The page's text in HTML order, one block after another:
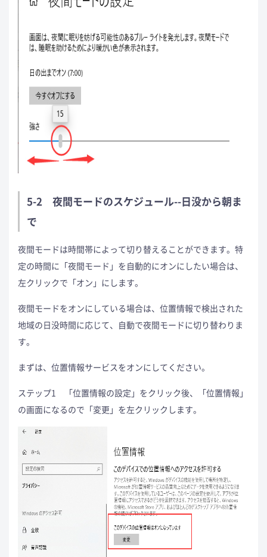
5-2 夜間モードのスケジュール--日没から朝ま
で
夜間モードは時間帯によって切り替えることができます。特
定の時間に「夜間モード」を自動的にオンにしたい場合は、
左クリックで「オン」にします。
夜間モードをオンにしている場合は、位置情報で検出された
地域の日没時間に応じて、自動で夜間モードに切り替わりま
す。
まずは、位置情報サービスをオンにしてください。
ステップ1 「位置情報の設定」をクリック後、「位置情報」
の画面になるので「変更」を左クリックします。